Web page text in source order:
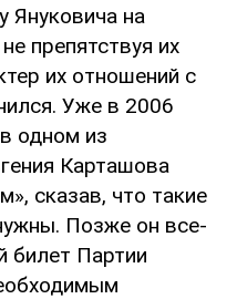
Януковича на
препятствуя их
их отношений с
Уже в 2006
одном из
Карташова
сказав, что такие
Позже он все-
билет Партии